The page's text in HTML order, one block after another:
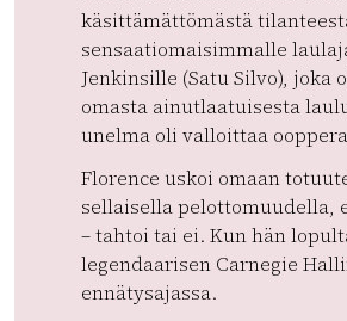
käsittämättömästä
sensaatiomaisimmalle
Jenkinsille (Satu Silvo),
omasta ainutlaatuisesta
unelma oli valloittaa
Florence uskoi omaan
sellaisella pelottomuudella,
– tahtoi tai ei. Kun hän
legendaarisen Carnegie
ennätysajassa.